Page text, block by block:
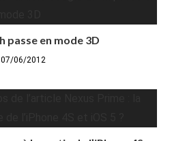
passe en mode 3D
07/06/2012